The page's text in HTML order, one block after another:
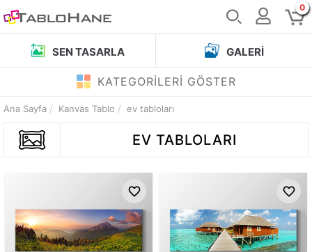
0
SEN TASARLA GALERI
KATEGORİLERİ GÖSTER
Ana Sayfa Kanvas Tablo ev tabloları
EV TABLOLARI